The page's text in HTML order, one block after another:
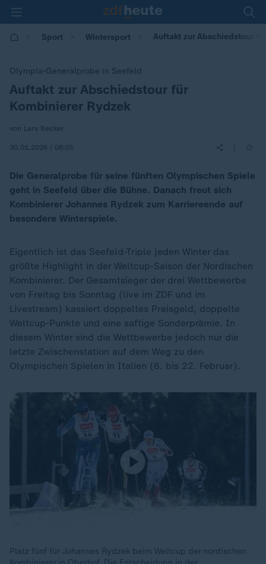
Sport Wintersport Auftakt zur Abschiedstour
Olympia-Generalprobe in Seefeld
:
Auftakt zur Abschiedstour für
Kombinierer Rydzek
von Lars Becker
30.01.2026 | 08:05
Die Generalprobe für seine fünften Olympischen Spiele
geht in Seefeld über die Bühne. Danach freut sich
Kombinierer Johannes Rydzek zum Karriereende auf
besondere Winterspiele.
Eigentlich ist das Seefeld-Triple jeden Winter das
größte Highlight in der Weltcup-Saison der Nordischen
Kombinierer. Der Gesamtsieger der drei Wettbewerbe
von Freitag bis Sonntag (live im ZDF und im
Livestream) kassiert doppeltes Preisgeld, doppelte
Weltcup-Punkte und eine saftige Sonderprämie. In
diesem Winter sind die Wettbewerbe jedoch nur die
letzte Zwischenstation auf dem Weg zu den
Olympischen Spielen in Italien (6. bis 22. Februar).
Platz fünf für Johannes Rydzek beim Weltcup der nordischen